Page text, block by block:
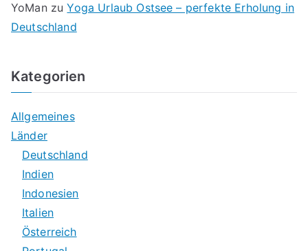
YoManzuYoga Urlaub Ostsee – perfekte Erholung in
Deutschland
Kategorien
Allgemeines
Länder
Deutschland
Indien
Indonesien
Italien
Österreich